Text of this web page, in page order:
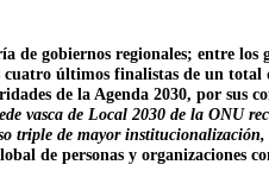
de gobiernos regionales; entre
últimos finalistas de un total
de la Agenda 2030, por sus
vasca de Local 2030 de la ONU
triple de mayor
de personas y organizaciones